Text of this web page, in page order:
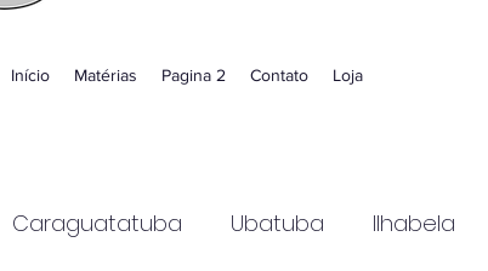
Início Matérias Pagina 2 Contato Loja
Caraguatatuba Ubatuba Ilhabela